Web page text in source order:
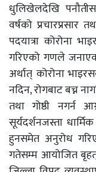
धुलिखेलदेखि
वर्षको
पदयात्रा कोरोना
गरिएको गणले
अर्थात् कोरोना
नदिन, रोगबाट बच्न
तथा गोष्ठी नगर्न
सूर्यदर्शनजस्ता
हुनसमेत अनुरोध
गतेसम्म आयोजित